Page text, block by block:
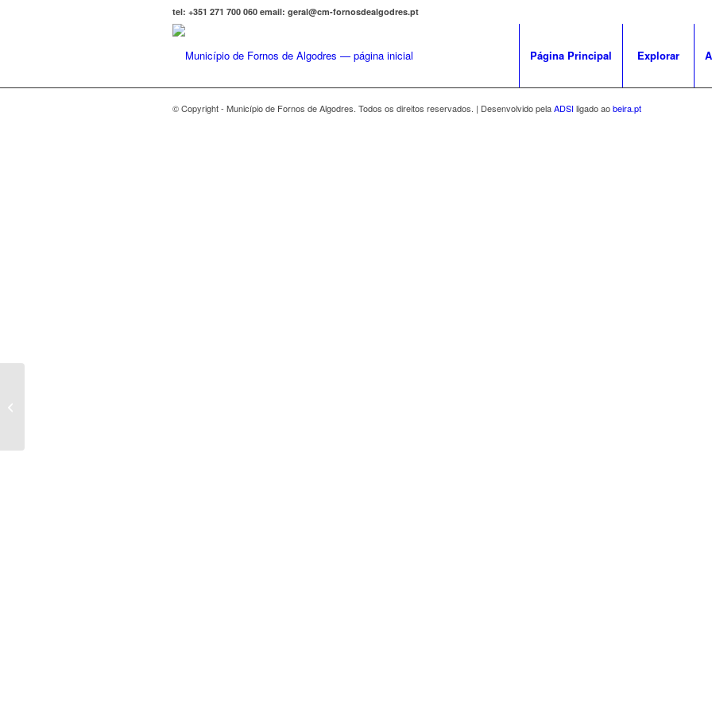
tel: +351 271 700 060 email: geral@cm-fornosdealgodres.pt
Página Principal Explorar
© Copyright - Município de Fornos de Algodres. Todos os direitos reservados. | Desenvolvido pelaADSIligado aobeira.pt